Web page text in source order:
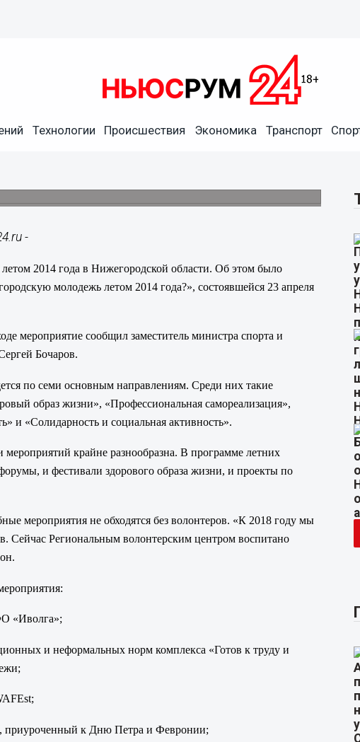
Технологии Происшествия Экономика Транспорт
будет реализовано летом
-
2014 года в Нижегородской области. Об этом было
молодежь летом 2014 года?», состоявшейся 23 апреля
мероприятие сообщил заместитель министра спорта и
Бочаров.
по семи основным направлениям. Среди них такие
образ жизни», «Профессиональная самореализация»,
и «Солидарность и социальная активность».
крайне разнообразна. В программе летних
и фестивали здорового образа жизни, и проекты по
мероприятия не обходятся без волонтеров. «К 2018 году мы
Сейчас Региональным волонтерским центром воспитано
«Иволга»;
и неформальных норм комплекса «Готов к труду и
приуроченный к Дню Петра и Февронии;